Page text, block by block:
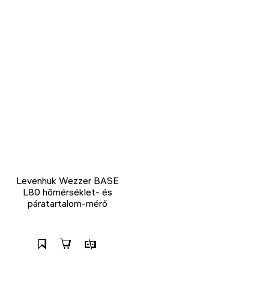
Levenhuk Wezzer BASE
L80 hőmérséklet- és
páratartalom-mérő